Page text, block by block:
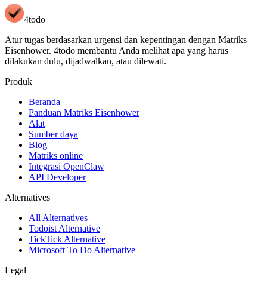
4todo
Atur tugas berdasarkan urgensi dan kepentingan dengan Matriks
Eisenhower. 4todo membantu Anda melihat apa yang harus
dilakukan dulu, dijadwalkan, atau dilewati.
Produk
Beranda
Panduan Matriks Eisenhower
Alat
Sumber daya
Blog
Matriks online
Integrasi OpenClaw
API Developer
Alternatives
All Alternatives
Todoist Alternative
TickTick Alternative
Microsoft To Do Alternative
Legal